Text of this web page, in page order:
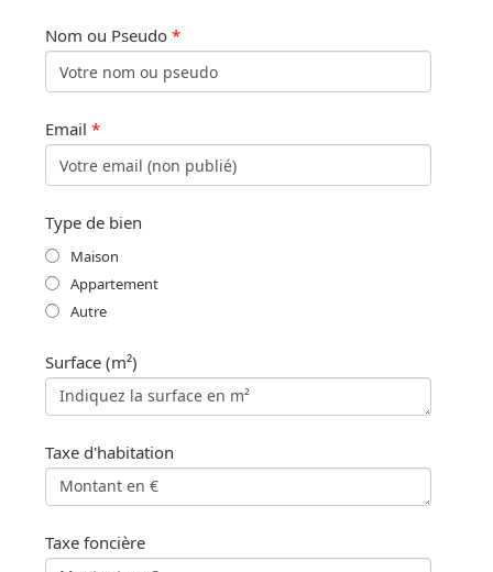
Nom ou Pseudo *
Email *
Type de bien
Maison
Appartement
Autre
Surface (m²)
Taxe d'habitation
Taxe foncière